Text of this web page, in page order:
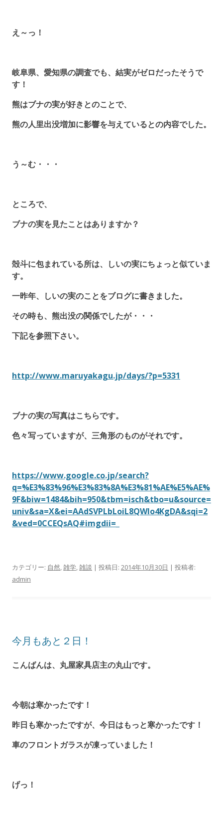
え～っ！
岐阜県、愛知県の調査でも、結実がゼロだったそうで
す！
熊はブナの実が好きとのことで、
熊の人里出没増加に影響を与えているとの内容でした。
う～む・・・
ところで、
ブナの実を見たことはありますか？
殻斗に包まれている所は、しいの実にちょっと似ていま
す。
一昨年、しいの実のことをブログに書きました。
その時も、熊出没の関係でしたが・・・
下記を参照下さい。
http://www.maruyakagu.jp/days/?p=5331
ブナの実の写真はこちらです。
色々写っていますが、三角形のものがそれです。
https://www.google.co.jp/search?
q=%E3%83%96%E3%83%8A%E3%81%AE%E5%AE%
9F&biw=1484&bih=950&tbm=isch&tbo=u&source=
univ&sa=X&ei=AAdSVPLbLoiL8QWIo4KgDA&sqi=2
&ved=0CCEQsAQ#imgdii=_
カテゴリー: 自然,雑学,雑談 | 投稿日: 2014年10月30日 | 投稿者:
admin
今月もあと２日！
こんばんは、丸屋家具店主の丸山です。
今朝は寒かったです！
昨日も寒かったですが、今日はもっと寒かったです！
車のフロントガラスが凍っていました！
げっ！